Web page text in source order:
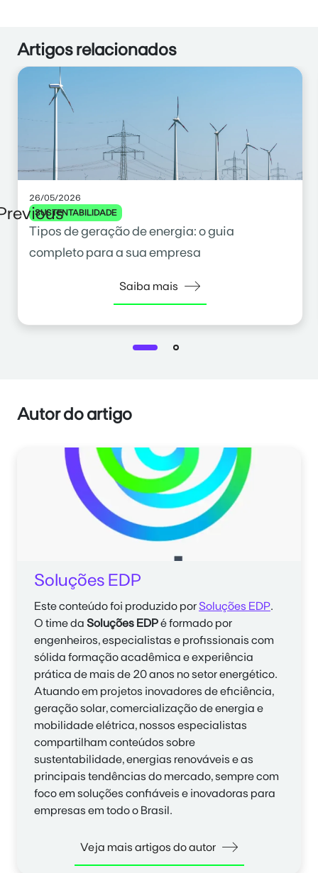
Artigos relacionados
26/05/2026
SUSTENTABILIDADE
Tipos de geração de energia: o guia
completo para a sua empresa
Saiba mais
Autor do artigo
Soluções EDP
Este conteúdo foi produzido por Soluções EDP.
O time da Soluções EDPé formado por
engenheiros, especialistas e profissionais com
sólida formação acadêmica e experiência
prática de mais de 20 anos no setor energético.
Atuando em projetos inovadores de eficiência,
geração solar, comercialização de energia e
mobilidade elétrica, nossos especialistas
compartilham conteúdos sobre
sustentabilidade, energias renováveis e as
principais tendências do mercado, sempre com
foco em soluções confiáveis e inovadoras para
empresas em todo o Brasil.
Veja mais artigos do autor